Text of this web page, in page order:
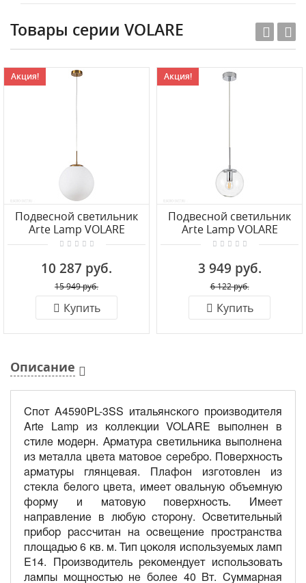
Товары серии VOLARE
Акция!
Подвесной светильник
Arte Lamp VOLARE
A1562SP-1PB
10 287 руб.
15 949 руб.
Купить
Акция!
Подвесной светильник
Arte Lamp VOLARE
A1915SP-1CC
3 949 руб.
6 122 руб.
Купить
Описание
Спот A4590PL-3SS итальянского производителя
Arte Lamp из коллекции VOLARE выполнен в
стиле модерн. Арматура светильника выполнена
из металла цвета матовое серебро. Поверхность
арматуры глянцевая. Плафон изготовлен из
стекла белого цвета, имеет овальную объемную
форму и матовую поверхность. Имеет
направление в любую сторону. Осветительный
прибор рассчитан на освещение пространства
площадью 6 кв. м. Тип цоколя используемых ламп
E14. Производитель рекомендует использовать
лампы мощностью не более 40 Вт. Суммарная